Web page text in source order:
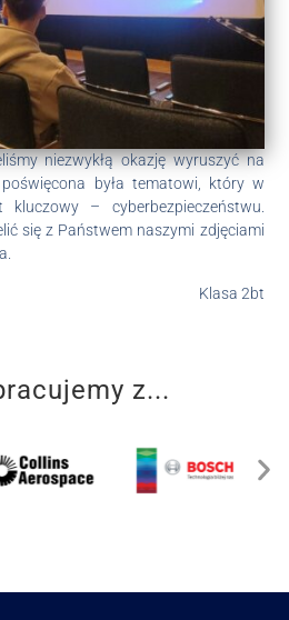
niezwykłą okazję wyruszyć na
była tematowi, który w
kluczowy – cyberbezpieczeństwu.
się z Państwem naszymi zdjęciami
Klasa 2bt
z...